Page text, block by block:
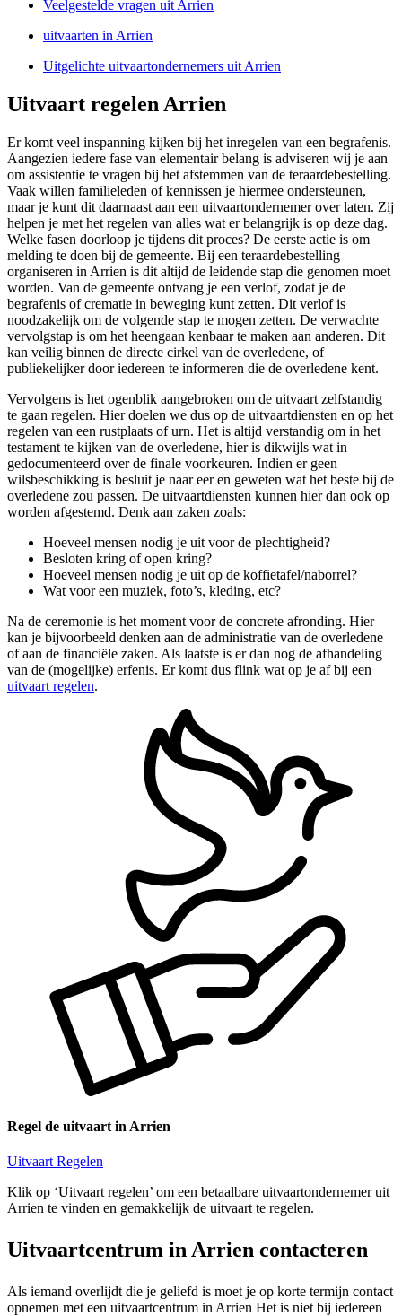
Veelgestelde vragen uit Arrien
uitvaarten in Arrien
Uitgelichte uitvaartondernemers uit Arrien
Uitvaart regelen Arrien
Er komt veel inspanning kijken bij het inregelen van een begrafenis.
Aangezien iedere fase van elementair belang is adviseren wij je aan
om assistentie te vragen bij het afstemmen van de teraardebestelling.
Vaak willen familieleden of kennissen je hiermee ondersteunen,
maar je kunt dit daarnaast aan een uitvaartondernemer over laten. Zij
helpen je met het regelen van alles wat er belangrijk is op deze dag.
Welke fasen doorloop je tijdens dit proces? De eerste actie is om
melding te doen bij de gemeente. Bij een teraardebestelling
organiseren in Arrien is dit altijd de leidende stap die genomen moet
worden. Van de gemeente ontvang je een verlof, zodat je de
begrafenis of crematie in beweging kunt zetten. Dit verlof is
noodzakelijk om de volgende stap te mogen zetten. De verwachte
vervolgstap is om het heengaan kenbaar te maken aan anderen. Dit
kan veilig binnen de directe cirkel van de overledene, of
publiekelijker door iedereen te informeren die de overledene kent.
Vervolgens is het ogenblik aangebroken om de uitvaart zelfstandig
te gaan regelen. Hier doelen we dus op de uitvaartdiensten en op het
regelen van een rustplaats of urn. Het is altijd verstandig om in het
testament te kijken van de overledene, hier is dikwijls wat in
gedocumenteerd over de finale voorkeuren. Indien er geen
wilsbeschikking is besluit je naar eer en geweten wat het beste bij de
overledene zou passen. De uitvaartdiensten kunnen hier dan ook op
worden afgestemd. Denk aan zaken zoals:
Hoeveel mensen nodig je uit voor de plechtigheid?
Besloten kring of open kring?
Hoeveel mensen nodig je uit op de koffietafel/naborrel?
Wat voor een muziek, foto’s, kleding, etc?
Na de ceremonie is het moment voor de concrete afronding. Hier
kan je bijvoorbeeld denken aan de administratie van de overledene
of aan de financiële zaken. Als laatste is er dan nog de afhandeling
van de (mogelijke) erfenis. Er komt dus flink wat op je af bij een
uitvaart regelen.
Regel de uitvaart in Arrien
Uitvaart Regelen
Klik op ‘Uitvaart regelen’ om een betaalbare uitvaartondernemer uit
Arrien te vinden en gemakkelijk de uitvaart te regelen.
Uitvaartcentrum in Arrien contacteren
Als iemand overlijdt die je geliefd is moet je op korte termijn contact
opnemen met een uitvaartcentrum in Arrien Het is niet bij iedereen